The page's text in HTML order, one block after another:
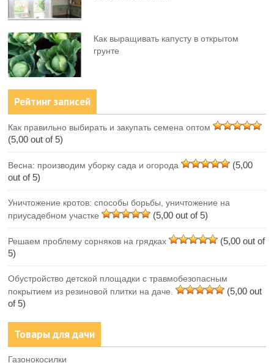
Как выращивать капусту в открытом
грунте
Рейтинг записей
Как правильно выбирать и закупать семена оптом
(5,00 out of 5)
Весна: производим уборку сада и огорода
(5,00
out of 5)
Уничтожение кротов: способы борьбы, уничтожение на
приусадебном участке
(5,00 out of 5)
Решаем проблему сорняков на грядках
(5,00 out of
5)
Обустройство детской площадки с травмобезопасным
покрытием из резиновой плитки на даче.
(5,00 out
of 5)
Товары для дачи
Газонокосилки